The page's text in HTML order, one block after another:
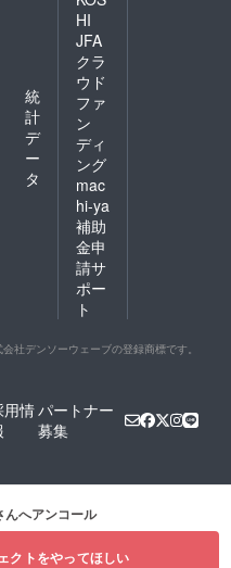
統
計
デ
ー
タ
HI
JFA
クラ
ウド
ファ
ン
ディ
ング
mac
hi-ya
補助
金申
請サ
ポー
ト
会社デンソーウェーブの登録商標です。
用情パートナー
募集
んへアンコール
クトをやってほしい